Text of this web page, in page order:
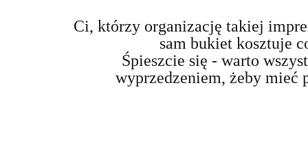
Ci, którzy organizację takiej
sam bukiet kosztuje
Śpieszcie się - warto
wyprzedzeniem, żeby mieć